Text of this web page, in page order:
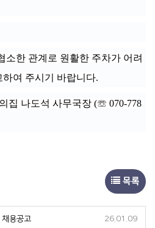
소한 관계로 원활한 주차가 어려
여 주시기 바랍니다.
집 나도석 사무국장 (☏ 070-778
목록
채용공고 26.01.09